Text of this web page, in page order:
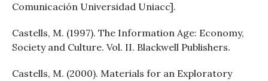
Comunicación Universidad Uniacc].
Castells, M. (1997). The Information Age: Economy,
Society and Culture. Vol. II. Blackwell Publishers.
Castells, M. (2000). Materials for an Exploratory